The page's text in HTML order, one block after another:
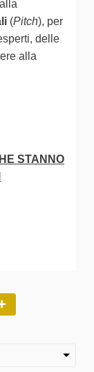
(Pitch), per
delle
alla
STANNO